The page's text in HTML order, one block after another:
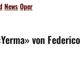
NewsOper
von